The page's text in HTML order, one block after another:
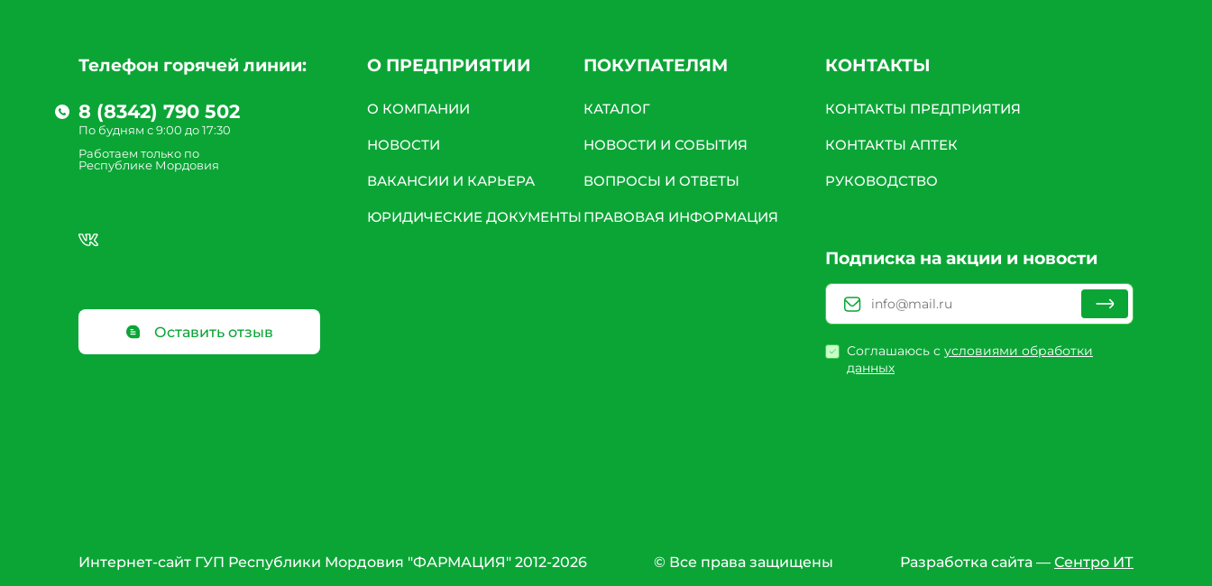
Телефон горячей линии:
8 (8342) 790 502
По будням с 9:00 до 17:30
Работаем только по
Республике Мордовия
Оставить отзыв
О ПРЕДПРИЯТИИ
О КОМПАНИИ
НОВОСТИ
ВАКАНСИИ И КАРЬЕРА
ЮРИДИЧЕСКИЕ ДОКУМЕНТЫ
ПОКУПАТЕЛЯМ
КАТАЛОГ
НОВОСТИ И СОБЫТИЯ
ВОПРОСЫ И ОТВЕТЫ
ПРАВОВАЯ ИНФОРМАЦИЯ
КОНТАКТЫ
КОНТАКТЫ ПРЕДПРИЯТИЯ
КОНТАКТЫ АПТЕК
РУКОВОДСТВО
Подписка на акции и новости
Соглашаюсь с условиями обработки
данных
Интернет-сайт ГУП Республики Мордовия "ФАРМАЦИЯ" 2012-2026 © Все права защищены Разработка сайта — Сентро ИТ